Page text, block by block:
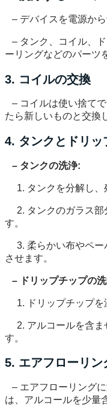
– デバイスを電源か
– タンク、コイル、
ーリングなどのパーツ
3. コイルの交換
– コイルは使い捨て
たら新しいものと交換
4. タンクとドリッ
– タンクの洗浄:
1. タンクを分解し、
2. タンクのガラス部
す。
3. 柔らかい布やペー
させます。
– ドリップチップの
1. ドリップチップを
2. アルコールを含ま
す。
5. エアフローリン
– エアフローリング
は、アルコールを少量